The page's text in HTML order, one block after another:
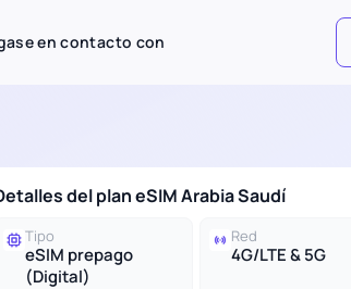
en contacto con
del plan eSIM Arabia Saudí
Tipo
eSIM prepago
(Digital)
Red
4G/LTE & 5G